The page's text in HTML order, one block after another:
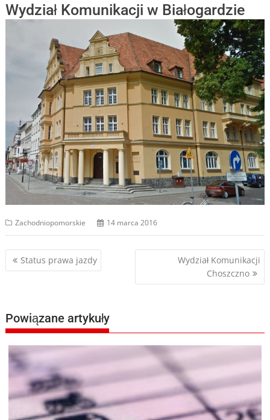
Wydział Komunikacji w Białogardzie
Zachodniopomorskie 14 marca 2016
Nawigacja
Status prawa jazdy
Wydział Komunikacji
Choszczno
Powiązane artykuły